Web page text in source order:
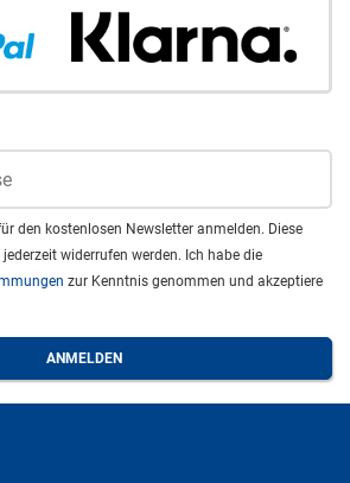
den kostenlosen Newsletter anmelden. Diese
widerrufen werden. Ich habe die
zur Kenntnis genommen und akzeptiere